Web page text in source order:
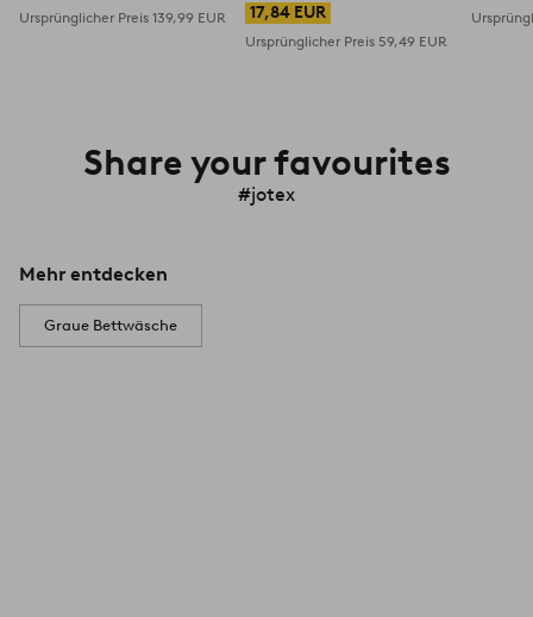
Ursprünglicher Preis 139,99 EUR 17,84 EUR
Ursprünglicher Preis 59,49 EUR
Share your favourites
#jotex
Mehr entdecken
Graue Bettwäsche